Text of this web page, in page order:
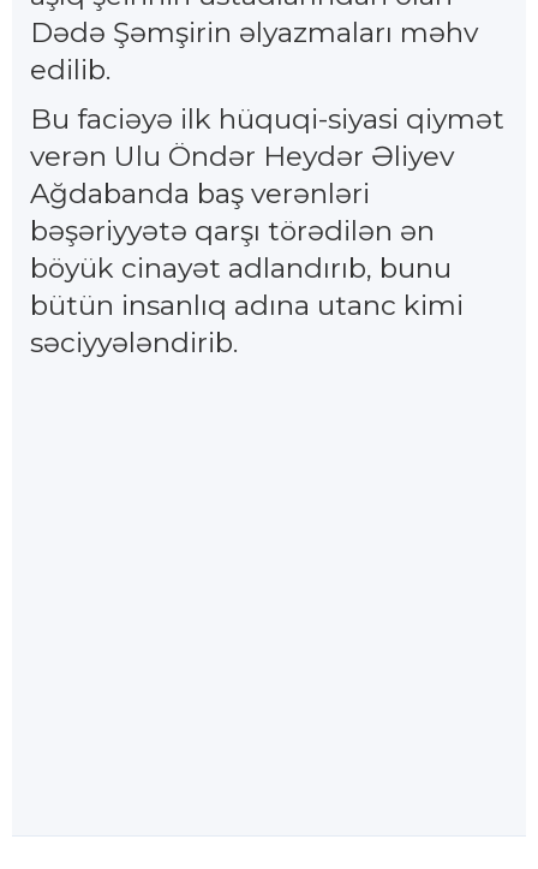
Dədə Şəmşirin əlyazmaları məhv
edilib.
Bu faciəyə ilk hüquqi-siyasi qiymət
verən Ulu Öndər Heydər Əliyev
Ağdabanda baş verənləri
bəşəriyyətə qarşı törədilən ən
böyük cinayət adlandırıb, bunu
bütün insanlıq adına utanc kimi
səciyyələndirib.